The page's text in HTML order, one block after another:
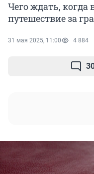
Чего ждать, когда
путешествие за
31 мая 2025, 11:00 4 884